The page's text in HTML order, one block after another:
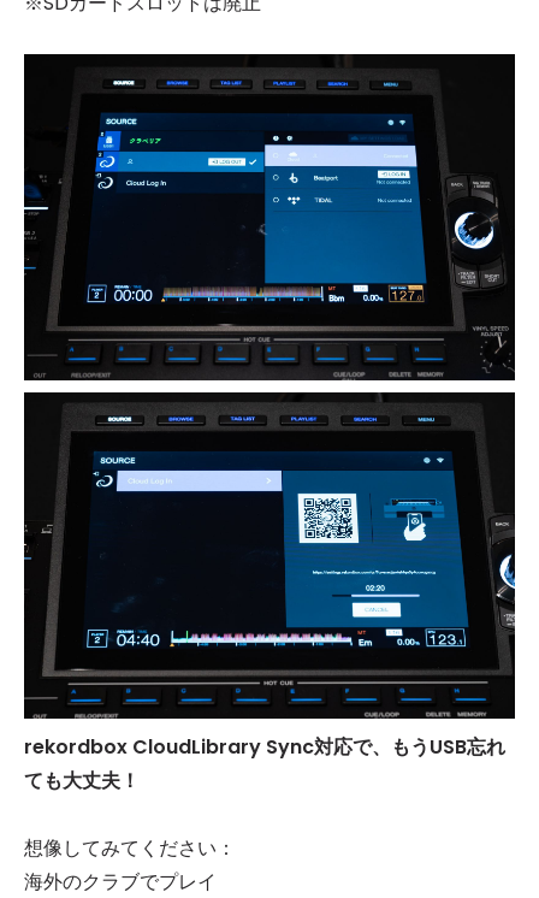
rekordbox CloudLibrary Sync対応で、もうUSB忘れ
ても大丈夫！
想像してみてください：
海外のクラブでプレイ